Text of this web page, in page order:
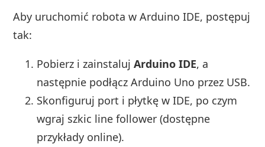
Aby uruchomić robota w Arduino IDE, postępuj
tak:
Pobierz i zainstalujArduino IDE, a
następnie podłącz Arduino Uno przez USB.
Skonfiguruj port i płytkę w IDE, po czym
wgraj szkic line follower (dostępne
przykłady online).